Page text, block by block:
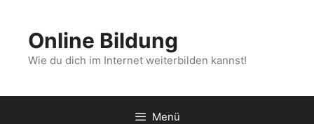
springenOnline Bildung
Wie du dich im Internet weiterbilden kannst!
Menü